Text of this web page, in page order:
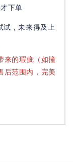
下单
试，未来得及上
来的瑕疵（如撞
后范围内，完美